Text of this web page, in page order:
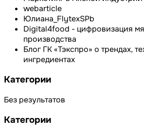
webarticle
Юлиана_FlytexSPb
Digital4food - цифровизация
производства
Блог ГК «Тэкспро» о трендах,
ингредиентах
Категории
Без результатов
Категории